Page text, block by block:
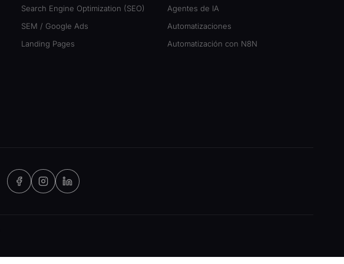
Search Engine Optimization (SEO)
SEM / Google Ads
Landing Pages
Agentes de IA
Automatizaciones
Automatización con N8N
Facebook
InstagramLinkedIn